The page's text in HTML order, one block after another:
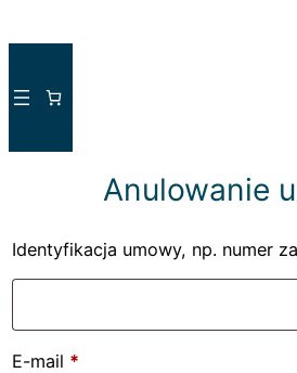
treści
Anulowanie
Identyfikacja umowy, np. numer
E-mail *